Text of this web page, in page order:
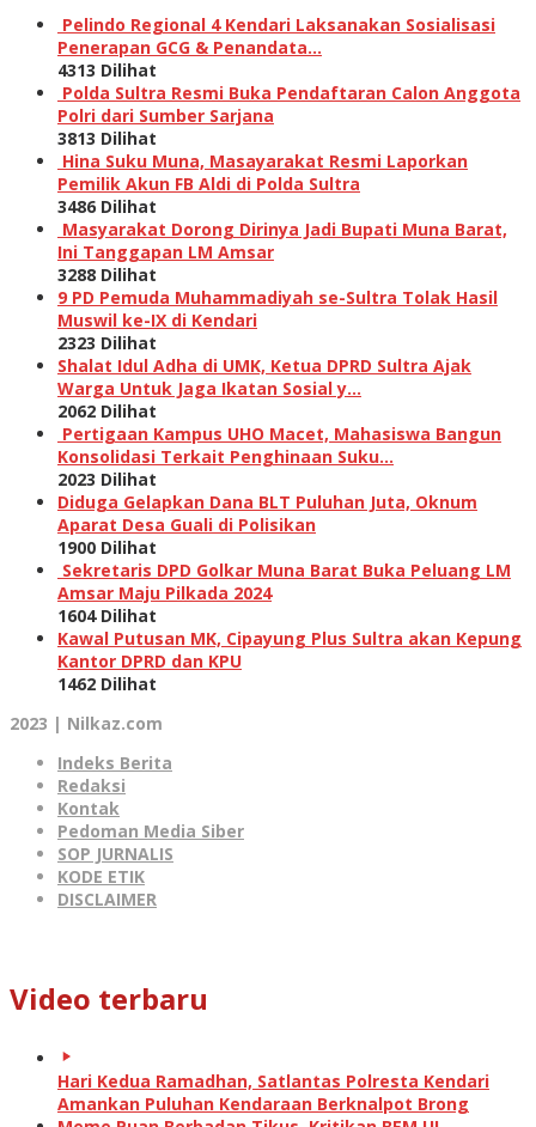
Pelindo Regional 4 Kendari Laksanakan Sosialisasi
Penerapan GCG & Penandata…
4313 Dilihat
Polda Sultra Resmi Buka Pendaftaran Calon Anggota
Polri dari Sumber Sarjana
3813 Dilihat
Hina Suku Muna, Masayarakat Resmi Laporkan
Pemilik Akun FB Aldi di Polda Sultra
3486 Dilihat
Masyarakat Dorong Dirinya Jadi Bupati Muna Barat,
Ini Tanggapan LM Amsar
3288 Dilihat
9 PD Pemuda Muhammadiyah se-Sultra Tolak Hasil
Muswil ke-IX di Kendari
2323 Dilihat
Shalat Idul Adha di UMK, Ketua DPRD Sultra Ajak
Warga Untuk Jaga Ikatan Sosial y…
2062 Dilihat
Pertigaan Kampus UHO Macet, Mahasiswa Bangun
Konsolidasi Terkait Penghinaan Suku…
2023 Dilihat
Diduga Gelapkan Dana BLT Puluhan Juta, Oknum
Aparat Desa Guali di Polisikan
1900 Dilihat
Sekretaris DPD Golkar Muna Barat Buka Peluang LM
Amsar Maju Pilkada 2024
1604 Dilihat
Kawal Putusan MK, Cipayung Plus Sultra akan Kepung
Kantor DPRD dan KPU
1462 Dilihat
2023 | Nilkaz.com
Indeks Berita
Redaksi
Kontak
Pedoman Media Siber
SOP JURNALIS
KODE ETIK
DISCLAIMER
Video terbaru
Hari Kedua Ramadhan, Satlantas Polresta Kendari
Amankan Puluhan Kendaraan Berknalpot Brong